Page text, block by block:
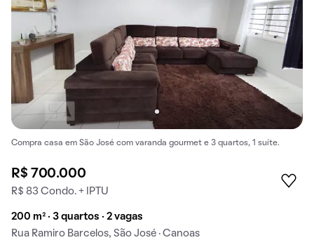
Compra casa em São José com varanda gourmet e 3 quartos, 1 suíte.
R$ 700.000
R$ 83 Condo. + IPTU
200 m² · 3 quartos · 2 vagas
Rua Ramiro Barcelos, São José · Canoas